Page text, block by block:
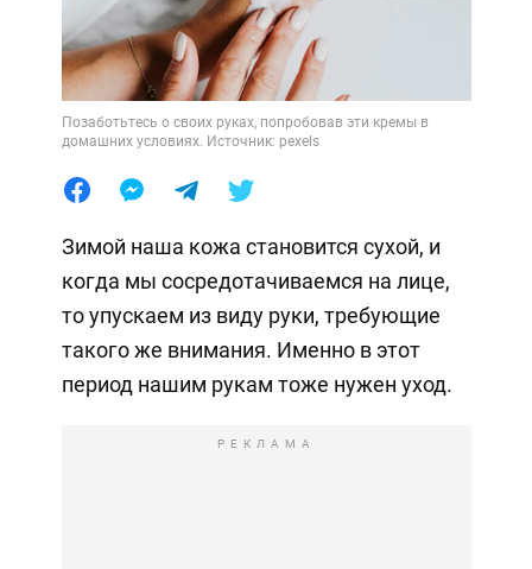
Позаботьтесь о своих руках, попробовав эти кремы в
домашних условиях. Источник: pexels
Зимой наша кожа становится сухой, и
когда мы сосредотачиваемся на лице,
то упускаем из виду руки, требующие
такого же внимания. Именно в этот
период нашим рукам тоже нужен уход.
РЕКЛАМА